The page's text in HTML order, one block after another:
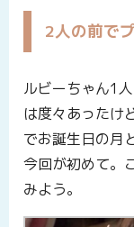
2人の前で
ルビーちゃん1
は度々あったけ
でお誕生日の月
今回が初めて。
みよう。